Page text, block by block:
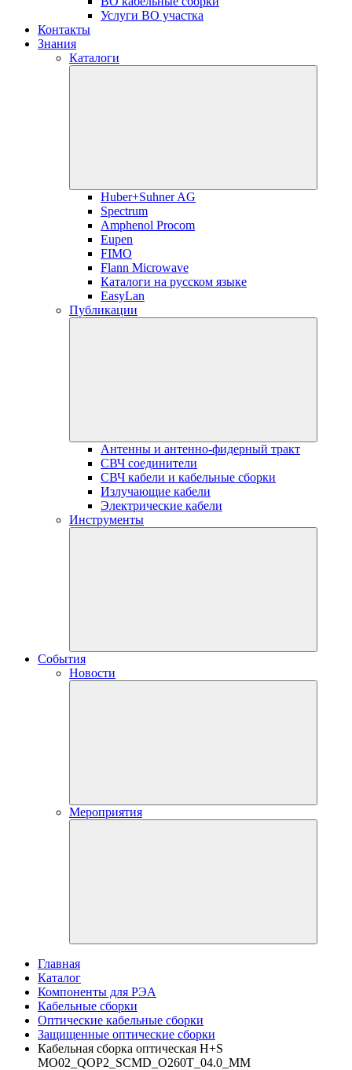
Услуги ВО участка
Контакты
Знания
Каталоги
Huber+Suhner AG
Spectrum
Amphenol Procom
Eupen
FIMO
Flann Microwave
Каталоги на русском языке
EasyLan
Публикации
Антенны и антенно-фидерный тракт
СВЧ соединители
СВЧ кабели и кабельные сборки
Излучающие кабели
Электрические кабели
Инструменты
События
Новости
Мероприятия
Главная
Каталог
Компоненты для РЭА
Кабельные сборки
Оптические кабельные сборки
Защищенные оптические сборки
Кабельная сборка оптическая H+S
MO02_QOP2_SCMD_O260T_04.0_MM